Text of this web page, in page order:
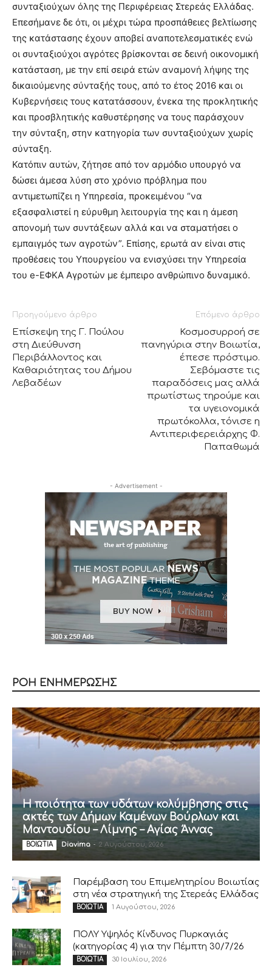
συνταξιούχων όλης της Περιφέρειας Στερεάς Ελλάδας.
Επεσήμανε δε ότι, οι μέχρι τώρα προσπάθειες βελτίωσης
της κατάστασης έχουν αποβεί αναποτελεσματικές ενώ
οι συνταξιούχοι αγρότες βρίσκονται σε δεινή οικονομική
κατάσταση, με την επί σειρά ετών αναμονή λήψης της
δικαιούμενης σύνταξής τους, από το έτος 2016 και οι
Κυβερνήσεις τους κατατάσσουν, ένεκα της προκλητικής
και προσβλητικής καθυστέρησης να τους παράσχουν
την σύνταξη, στην κατηγορία των συνταξιούχων χωρίς
σύνταξη.
Κατόπιν αυτών, ζήτησε από τον αρμόδιο υπουργό να
δώσει άμεσα λύση στο χρόνιο πρόβλημα που
αντιμετωπίζει η Υπηρεσία, προκειμένου “να
εξασφαλιστεί η εύρυθμη λειτουργία της και η άμεση
απονομή των συντάξεων αλλά και να σταματήσει ο
εμπαιγμός των αγροτών”. Επίσης, ερωτά αν είναι στις
προθέσεις του Υπουργείου να ενισχύσει την Υπηρεσία
του e-ΕΦΚΑ Αγροτών με έμπειρο ανθρώπινο δυναμικό.
Προηγούμενο άρθρο
Επίσκεψη της Γ. Πούλου
στη Διεύθυνση
Περιβάλλοντος και
Καθαριότητας του Δήμου
Λεβαδέων
Επόμενο άρθρο
Κοσμοσυρροή σε
πανηγύρια στην Βοιωτία,
έπεσε πρόστιμο.
Σεβόμαστε τις
παραδόσεις μας αλλά
πρωτίστως τηρούμε και
τα υγειονομικά
πρωτόκολλα, τόνισε η
Αντιπεριφερειάρχης Φ.
Παπαθωμά
- Advertisement -
ΡΟΗ ΕΝΗΜΕΡΩΣΗΣ
Η ποιότητα των υδάτων κολύμβησης στις
ακτές των Δήμων Καμένων Βούρλων και
Μαντουδίου – Λίμνης – Αγίας Άννας
ΒΟΙΩΤΙΑ Diavima - 2 Αυγούστου, 2026
Παρέμβαση του Επιμελητηρίου Βοιωτίας
στη νέα στρατηγική της Στερεάς Ελλάδας
ΒΟΙΩΤΙΑ 1 Αυγούστου, 2026
ΠΟΛΥ Υψηλός Κίνδυνος Πυρκαγιάς
(κατηγορίας 4) για την Πέμπτη 30/7/26
ΒΟΙΩΤΙΑ 30 Ιουλίου, 2026